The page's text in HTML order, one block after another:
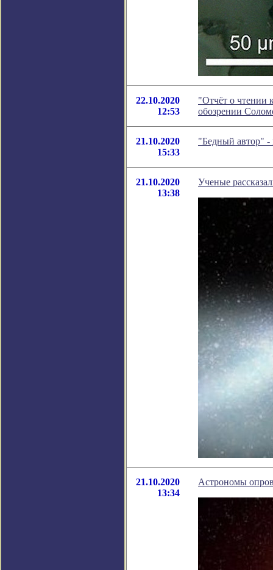
22.10.2020
12:53
"Отчёт о чтении
обозрении
21.10.2020
15:33
"Бедный автор" -
21.10.2020
13:38
Ученые
21.10.2020
13:34
Астрономы